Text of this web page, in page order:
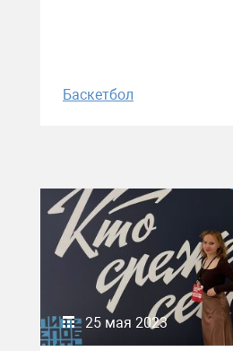
Баскетбол
25 мая 2023